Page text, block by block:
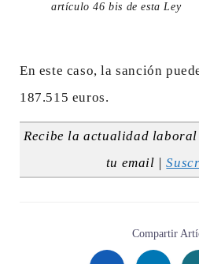
artículo 46 bis de esta Ley
En este caso, la sanción
187.515 euros.
Recibe la actualidad laboral
tu email |
Compartir